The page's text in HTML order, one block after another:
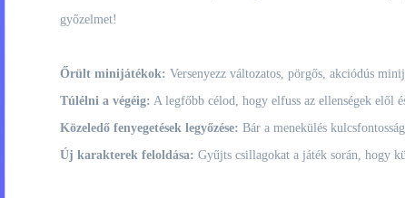
győzelmet!
Őrült minijátékok: Versenyezz változatos, pörgős, akciódús
Túlélni a végéig: A legfőbb célod, hogy elfuss az ellenségek elől
Közeledő fenyegetések legyőzése: Bár a menekülés
Új karakterek feloldása: Gyűjts csillagokat a játék során, hogy